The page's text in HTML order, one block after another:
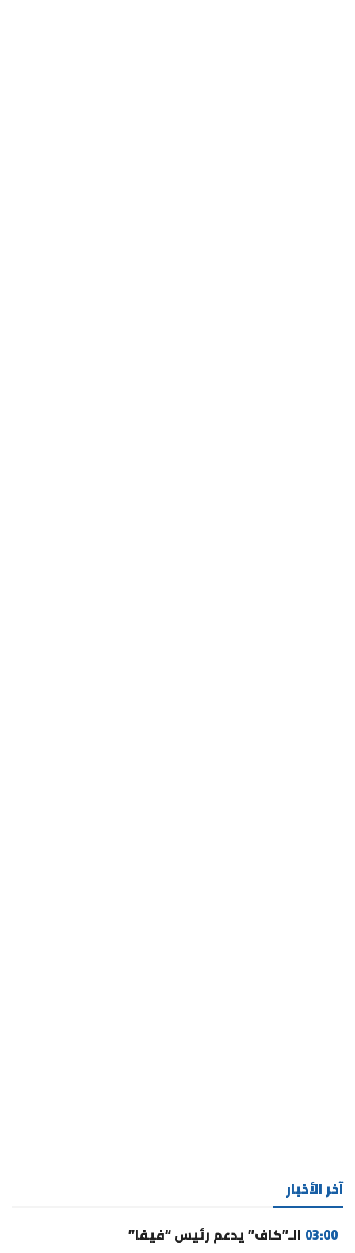
آخر الأخبار
03:00 الـ”كاف” يدعم رئيس “فيفا”